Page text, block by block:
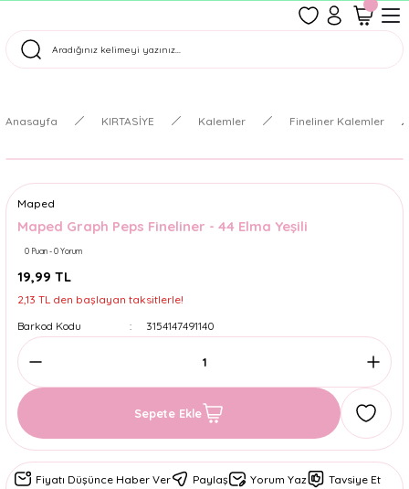
Tüm Siparişler Aynı Gün Kargoda!
Anasayfa KIRTASİYE Kalemler Fineliner Kalemler
Maped
Maped Graph Peps Fineliner - 44 Elma Yeşili
0 Puan - 0 Yorum
19,99 TL
2,13 TL den başlayan taksitlerle!
Barkod Kodu
3154147491140
Sepete Ekle
Fiyatı Düşünce Haber Ver Paylaş Yorum Yaz
Tavsiye Et